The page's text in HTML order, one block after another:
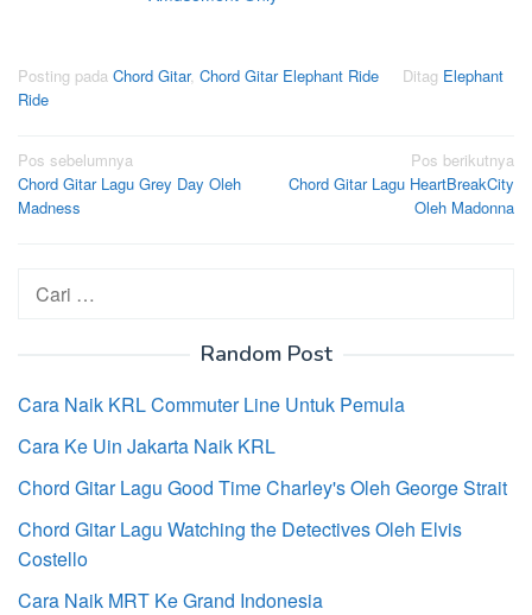
Posting pada Chord Gitar, Chord Gitar Elephant Ride Ditag Elephant
Ride
Navigasi
pos
Pos sebelumnya
Chord Gitar Lagu Grey Day Oleh
Madness
Pos berikutnya
Chord Gitar Lagu HeartBreakCity
Oleh Madonna
Cari
untuk:
Random Post
Cara Naik KRL Commuter Line Untuk Pemula
Cara Ke Uin Jakarta Naik KRL
Chord Gitar Lagu Good Time Charley's Oleh George Strait
Chord Gitar Lagu Watching the Detectives Oleh Elvis
Costello
Cara Naik MRT Ke Grand Indonesia